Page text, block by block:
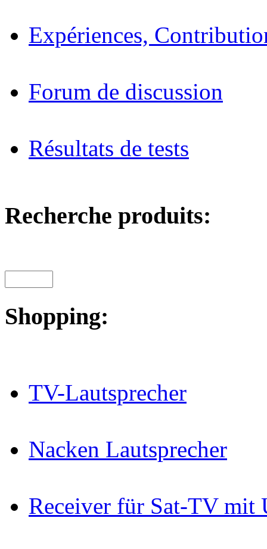
Expériences,
Forum de discussion
Résultats de tests
Recherche produits:
Shopping:
TV-Lautsprecher
Nacken Lautsprecher
Receiver für Sat-TV mit